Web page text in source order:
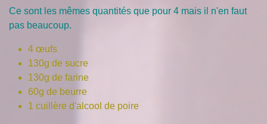
Ce sont les mêmes quantités que pour 4 mais il n'en faut
pas beaucoup.
4 œufs
130g de sucre
130g de farine
60g de beurre
1 cuillère d'alcool de poire